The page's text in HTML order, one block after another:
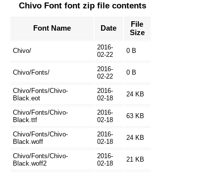
Chivo Font font zip file contents
Font Name Date
File
Size
Chivo/
2016-
02-22
0 B
Chivo/Fonts/
2016-
02-22
0 B
Chivo/Fonts/Chivo-
Black.eot
2016-
02-18
24 KB
Chivo/Fonts/Chivo-
Black.ttf
2016-
02-18
63 KB
Chivo/Fonts/Chivo-
Black.woff
2016-
02-18
24 KB
Chivo/Fonts/Chivo-
Black.woff2
2016-
02-18
21 KB